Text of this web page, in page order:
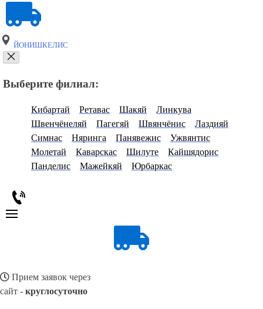
ЙОНИШКЕЛИС
Выберите филиал:
Кибартай Ретавас Шакяй
Линкува
Швенчёнеляй
Пагегяй Швянчёнис
Лаздияй
Симнас
Няринга Панявежис
Ужвянтис
Молетай
Каварскас Шилуте
Кайшядорис
Панделис
Мажейкяй Юрбаркас
Прием заявок через
сайт - круглосуточно